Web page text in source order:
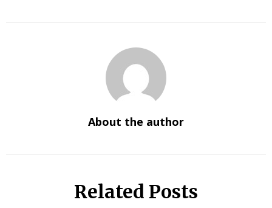
About the author
Related Posts